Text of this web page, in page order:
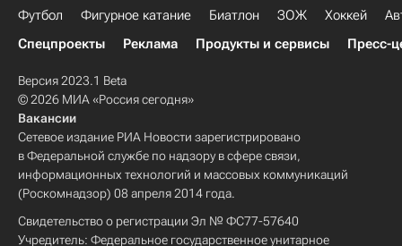
Футбол Фигурное катание Биатлон ЗОЖ Хоккей
Спецпроекты
Реклама Продукты и сервисы Пресс-
Версия 2023.1 Beta
© 2026 МИА «Россия сегодня»
Вакансии
Сетевое издание РИА Новости зарегистрировано
в Федеральной службе по надзору в сфере связи,
информационных технологий и массовых коммуникаций
(Роскомнадзор) 08 апреля 2014 года.
Свидетельство о регистрации Эл № ФС77-57640
Учредитель: Федеральное государственное унитарное